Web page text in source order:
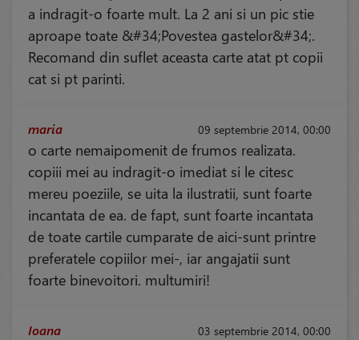
a indragit-o foarte mult. La 2 ani si un pic stie
aproape toate &#34;Povestea gastelor&#34;.
Recomand din suflet aceasta carte atat pt copii
cat si pt parinti.
09 septembrie 2014, 00:00
maria
o carte nemaipomenit de frumos realizata.
copiii mei au indragit-o imediat si le citesc
mereu poeziile, se uita la ilustratii, sunt foarte
incantata de ea. de fapt, sunt foarte incantata
de toate cartile cumparate de aici-sunt printre
preferatele copiilor mei-, iar angajatii sunt
foarte binevoitori. multumiri!
03 septembrie 2014, 00:00
Ioana